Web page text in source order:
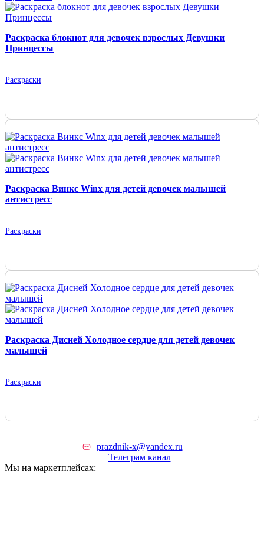
Раскраска блокнот для девочек взрослых Девушки
Принцессы
Раскраски
Раскраска Винкс Winx для детей девочек малышей
антистресс
Раскраски
Раскраска Дисней Холодное сердце для детей девочек
малышей
Раскраски
prazdnik-x@yandex.ru
Телеграм канал
Мы на маркетплейсах: